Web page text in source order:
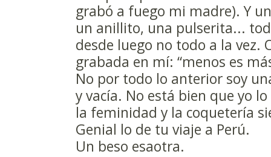
grabó a fuego mi madre). Y
un anillito, una pulserita...
desde luego no todo a la vez.
grabada en mí: “menos es
No por todo lo anterior soy
y vacía. No está bien que yo
la feminidad y la coquetería
Genial lo de tu viaje a Perú.
Un beso esaotra.